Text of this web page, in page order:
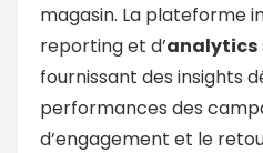
magasin. La plateforme
reporting et d’analytics
fournissant des insights
performances des
d’engagement et le